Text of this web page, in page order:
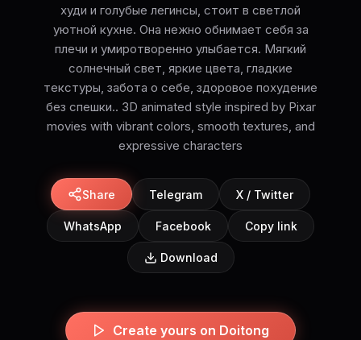
худи и голубые легинсы, стоит в светлой
уютной кухне. Она нежно обнимает себя за
плечи и умиротворенно улыбается. Мягкий
солнечный свет, яркие цвета, гладкие
текстуры, забота о себе, здоровое похудение
без спешки.. 3D animated style inspired by Pixar
movies with vibrant colors, smooth textures, and
expressive characters
Share Telegram X / Twitter
WhatsApp Facebook Copy link
Download
Create yours on Doitong